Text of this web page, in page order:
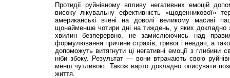
Протидії руйнівному впливу негативних емоцій
високу лікувальну ефективність «щоденникової»
американські вчені на доволі великому масиві
щонайменше чотири дні на тиждень, у яких докладно
хвилин безперервно, не замислюючись над
формулювання причини страхів, тривог і невдач, а
допоможуть витягнути ці негативні емоції з глибини
ніби збоку. Результат — вони втрачають свою
менш чутливою. Також варто докладно описувати
життя.